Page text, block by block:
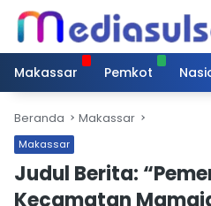
Langsung
konten
Makassar
Pemkot
Beranda Makassar
Makassar
Judul Berita:
Kecamatan